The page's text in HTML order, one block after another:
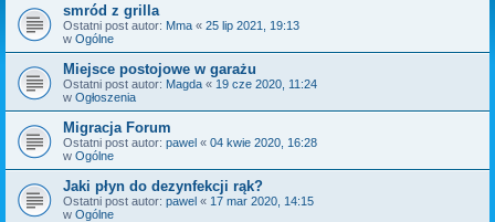
smród z grilla
Ostatni post autor: Mma « 25 lip 2021, 19:13
w Ogólne
Miejsce postojowe w garażu
Ostatni post autor: Magda « 19 cze 2020, 11:24
w Ogłoszenia
Migracja Forum
Ostatni post autor: pawel « 04 kwie 2020, 16:28
w Ogólne
Jaki płyn do dezynfekcji rąk?
Ostatni post autor: pawel « 17 mar 2020, 14:15
w Ogólne